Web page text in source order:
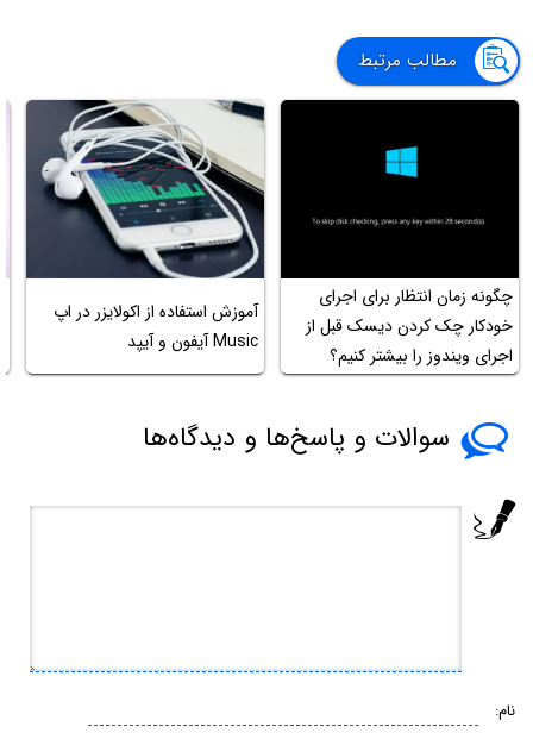
مطالب مرتبط
چگونه زمان انتظار برای اجرای
خودکار چک کردن دیسک قبل از
اجرای ویندوز را بیشتر کنیم؟
آموزش استفاده از اکولایزر در اپ
Music آیفون و آیپد
سوالات و پاسخ‌ها و دیدگاه‌ها
نام: